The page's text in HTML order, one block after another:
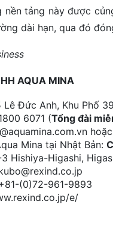
nền tảng này được
dài hạn, qua đó
AQUA MINA
Đức Anh, Khu Phố
6071 (Tổng đài
Mina tại Nhật Bản:
Hishiya-Higashi,
(0)72-961-9893
e/